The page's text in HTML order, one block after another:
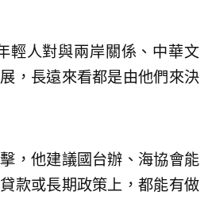
輕人對與兩岸關係、中華文
，長遠來看都是由他們來決
，他建議國台辦、海協會能
款或長期政策上，都能有做